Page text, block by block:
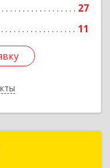
27
11
Подробнее